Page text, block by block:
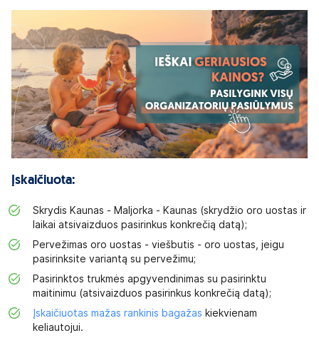
Įskaičiuota:
Skrydis Kaunas - Maljorka - Kaunas (skrydžio oro uostas ir
laikai atsivaizduos pasirinkus konkrečią datą);
Pervežimas oro uostas - viešbutis - oro uostas, jeigu
pasirinksite variantą su pervežimu;
Pasirinktos trukmės apgyvendinimas su pasirinktu
maitinimu (atsivaizduos pasirinkus konkrečią datą);
Įskaičiuotas mažas rankinis bagažas kiekvienam
keliautojui.